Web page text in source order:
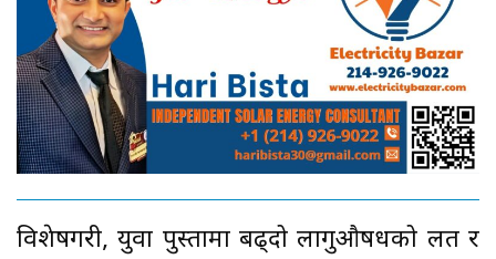
विशेषगरी, युवा पुस्तामा बढ्दो लागुऔषधको लत र